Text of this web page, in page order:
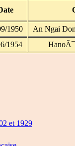
1950 An Ngai
1954
et 1929